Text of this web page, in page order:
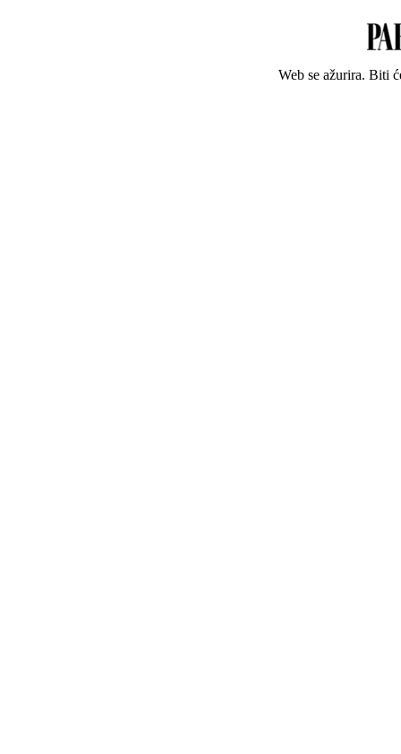
Web se ažurira. Biti